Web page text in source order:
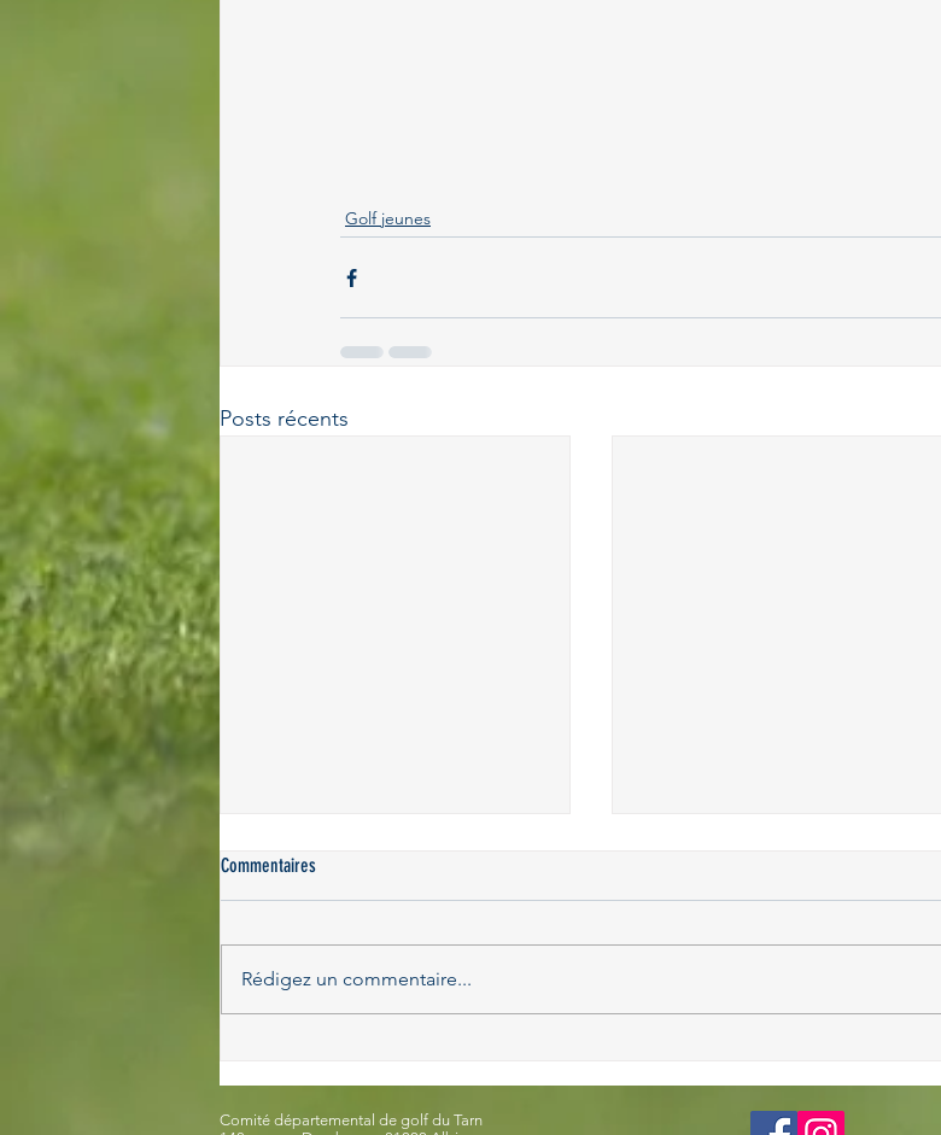
Golf jeunes
Posts récents
Commentaires
Rédigez un commentaire...
Comité départemental de golf du Tarn